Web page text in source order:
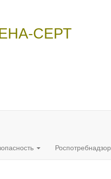
СЕРТ
Роспотребнадзор